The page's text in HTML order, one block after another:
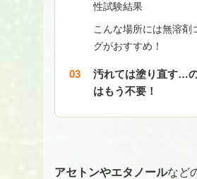
性試験結果
こんな場所には無溶剤
グがおすすめ！
汚れては塗り直す…
はもう不要！
アセトンやエタノールなど